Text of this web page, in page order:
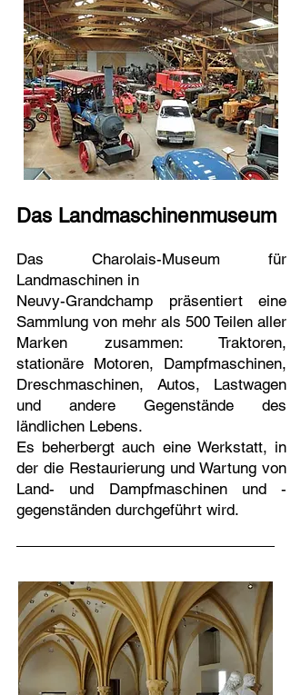
Das Landmaschinenmuseum
Das Charolais-Museum für
Landmaschinen in
Neuvy-Grandchamp präsentiert eine
Sammlung von mehr als 500 Teilen aller
Marken zusammen: Traktoren,
stationäre Motoren, Dampfmaschinen,
Dreschmaschinen, Autos, Lastwagen
und andere Gegenstände des
ländlichen Lebens.
Es beherbergt auch eine Werkstatt, in
der die Restaurierung und Wartung von
Land- und Dampfmaschinen und -
gegenständen durchgeführt wird.